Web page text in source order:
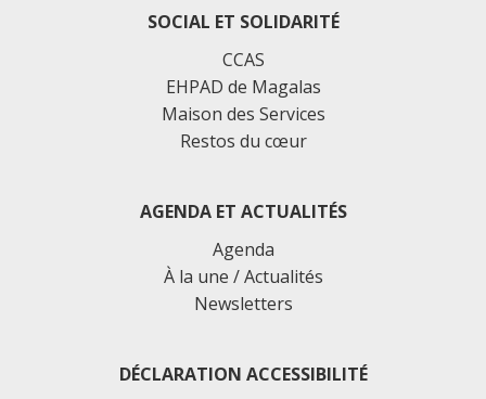
SOCIAL ET SOLIDARITÉ
CCAS
EHPAD de Magalas
Maison des Services
Restos du cœur
AGENDA ET ACTUALITÉS
Agenda
À la une / Actualités
Newsletters
DÉCLARATION ACCESSIBILITÉ